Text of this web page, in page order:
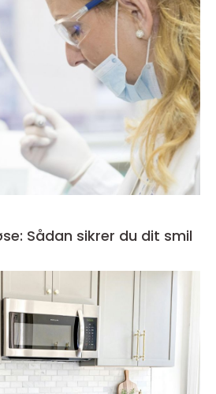
Sådan sikrer du dit smil